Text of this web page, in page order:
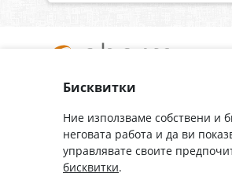
За нас
Контакти
Полезни връзки
Лични данни
Доставка
Гаранция
Плащане
Как да поръчам
Бисквитки
Ние използваме собствени и
неговата работа и да ви
управлявате своите
бисквитки.